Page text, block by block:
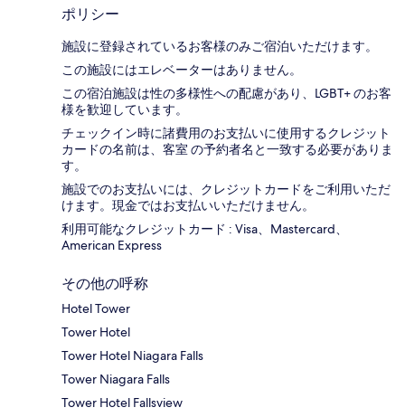
ポリシー
施設に登録されているお客様のみご宿泊いただけます。
この施設にはエレベーターはありません。
この宿泊施設は性の多様性への配慮があり、LGBT+ のお客
様を歓迎しています。
チェックイン時に諸費用のお支払いに使用するクレジット
カードの名前は、客室 の予約者名と一致する必要がありま
す。
施設でのお支払いには、クレジットカードをご利用いただ
けます。現金ではお支払いいただけません。
利用可能なクレジットカード : Visa、Mastercard、
American Express
その他の呼称
Hotel Tower
Tower Hotel
Tower Hotel Niagara Falls
Tower Niagara Falls
Tower Hotel Fallsview